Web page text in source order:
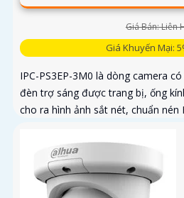
Giá Bán: Liên
Giá Khuyến Mại:
IPC-PS3EP-3M0 là dòng camera
đèn trợ sáng được trang bị, ống
cho ra hình ảnh sắt nét, chuẩn nén